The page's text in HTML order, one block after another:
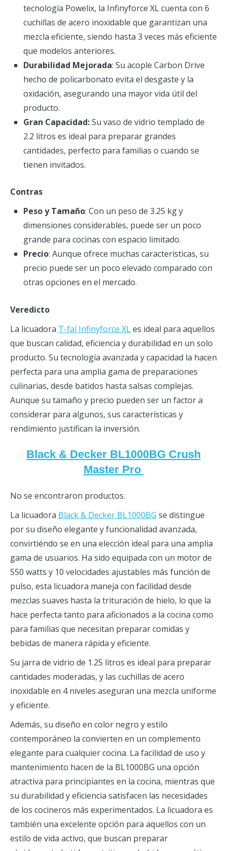
tecnología Powelix, la Infinyforce XL cuenta con 6
cuchillas de acero inoxidable que garantizan una
mezcla eficiente, siendo hasta 3 veces más eficiente
que modelos anteriores.
Durabilidad Mejorada: Su acople Carbon Drive
hecho de policarbonato evita el desgaste y la
oxidación, asegurando una mayor vida útil del
producto.
Gran Capacidad:Su vaso de vidrio templado de
2.2 litros es ideal para preparar grandes
cantidades, perfecto para familias o cuando se
tienen invitados.
Contras
Peso y Tamaño: Con un peso de 3.25 kg y
dimensiones considerables, puede ser un poco
grande para cocinas con espacio limitado.
Precio: Aunque ofrece muchas características, su
precio puede ser un poco elevado comparado con
otras opciones en el mercado.
Veredicto
La licuadora T-fal Infinyforce XLes ideal para aquellos
que buscan calidad, eficiencia y durabilidad en un solo
producto. Su tecnología avanzada y capacidad la hacen
perfecta para una amplia gama de preparaciones
culinarias, desde batidos hasta salsas complejas.
Aunque su tamaño y precio pueden ser un factor a
considerar para algunos, sus características y
rendimiento justifican la inversión.
Black & Decker BL1000BG Crush
Master Pro
No se encontraron productos.
La licuadora Black & Decker BL1000BG se distingue
por su diseño elegante y funcionalidad avanzada,
convirtiéndo se en una elección ideal para una amplia
gama de usuarios. Ha sido equipada con un motor de
550 watts y 10 velocidades ajustables más función de
pulso, esta licuadora maneja con facilidad desde
mezclas suaves hasta la trituración de hielo, lo que la
hace perfecta tanto para aficionados a la cocina como
para familias que necesitan preparar comidas y
bebidas de manera rápida y eficiente.
Su jarra de vidrio de 1.25 litros es ideal para preparar
cantidades moderadas, y las cuchillas de acero
inoxidable en 4 niveles aseguran una mezcla uniforme
y eficiente.
Además, su diseño en color negro y estilo
contemporáneo la convierten en un complemento
elegante para cualquier cocina. La facilidad de uso y
mantenimiento hacen de la BL1000BG una opción
atractiva para principiantes en la cocina, mientras que
su durabilidad y eficiencia satisfacen las necesidades
de los cocineros más experimentados. La licuadora es
también una excelente opción para aquellos con un
estilo de vida activo, que buscan preparar